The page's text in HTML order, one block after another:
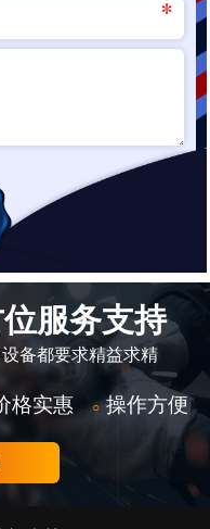
服务支持
备都要求精益求精
格实惠 ○ 操作方便